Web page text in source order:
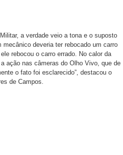
a verdade veio a tona e o suposto
deveria ter rebocado um carro
rebocou o carro errado. No calor da
ação nas câmeras do Olho Vivo, que de
o fato foi esclarecido”, destacou o
de Campos.